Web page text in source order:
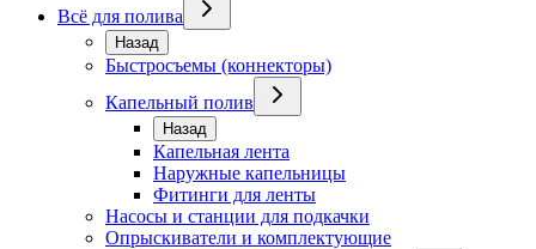
Всё для полива
Назад
Быстросъемы (коннекторы)
Капельный полив
Назад
Капельная лента
Наружные капельницы
Фитинги для ленты
Насосы и станции для подкачки
Опрыскиватели и комплектующие